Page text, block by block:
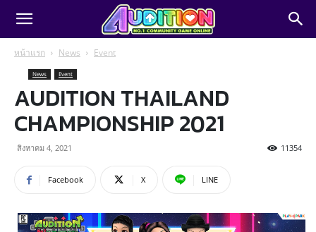
หน้าแรก News Event
News Event
AUDITION THAILAND
CHAMPIONSHIP 2021
สิงหาคม 4, 2021 11354
Facebook X LINE